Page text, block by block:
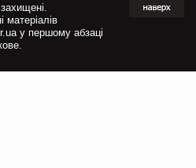
матеріалів
у першому абзаці